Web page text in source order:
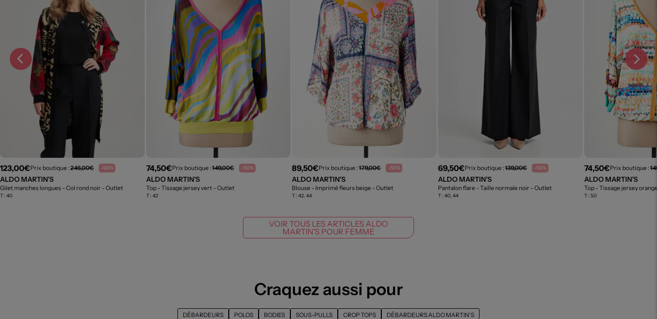
123,00€Prix boutique : 246,00€ -50%
ALDO MARTIN'S
Gilet manches longues - Col rond noir - Outlet
T : 40
74,50€Prix boutique :149,00€ -50%
ALDO MARTIN'S
Top - Tissage jersey vert - Outlet
T : 42
89,50€Prix boutique :179,00€ -50%
ALDO MARTIN'S
Blouse - Imprimé fleurs beige - Outlet
T :42, 44
69,50€Prix boutique :139,00€ -50%
ALDO MARTIN'S
Pantalon flare - Taille normale noir - Outlet
T :40, 44
74,50€Prix boutique :
ALDO MARTIN'S
Top - Tissage jersey
T : 50
VOIR TOUS LES ARTICLES ALDO
MARTIN'S POUR FEMME
Craquez aussi pour
DÉBARDEURS POLOS BODIES SOUS-PULLS CROP TOPS DÉBARDEURS ALDO MARTIN'S